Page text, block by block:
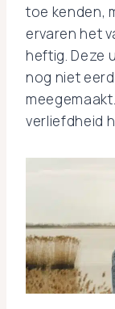
toe kenden,
ervaren het
heftig. Deze
nog niet
verliefdheid